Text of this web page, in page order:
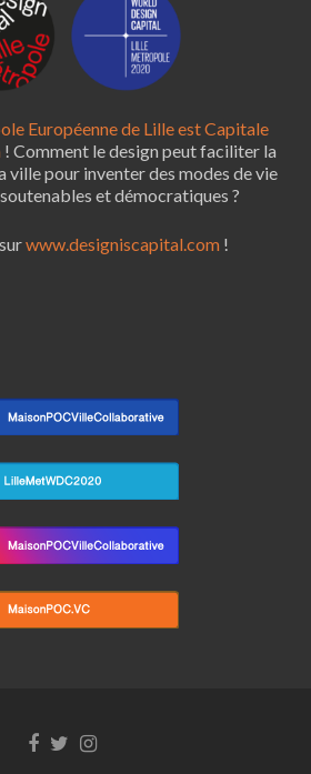
Européenne de Lille est Capitale
! Comment le design peut faciliter la
ville pour inventer des modes de vie
et démocratiques ?
www.designiscapital.com!
Facebook
TwitterInstagram